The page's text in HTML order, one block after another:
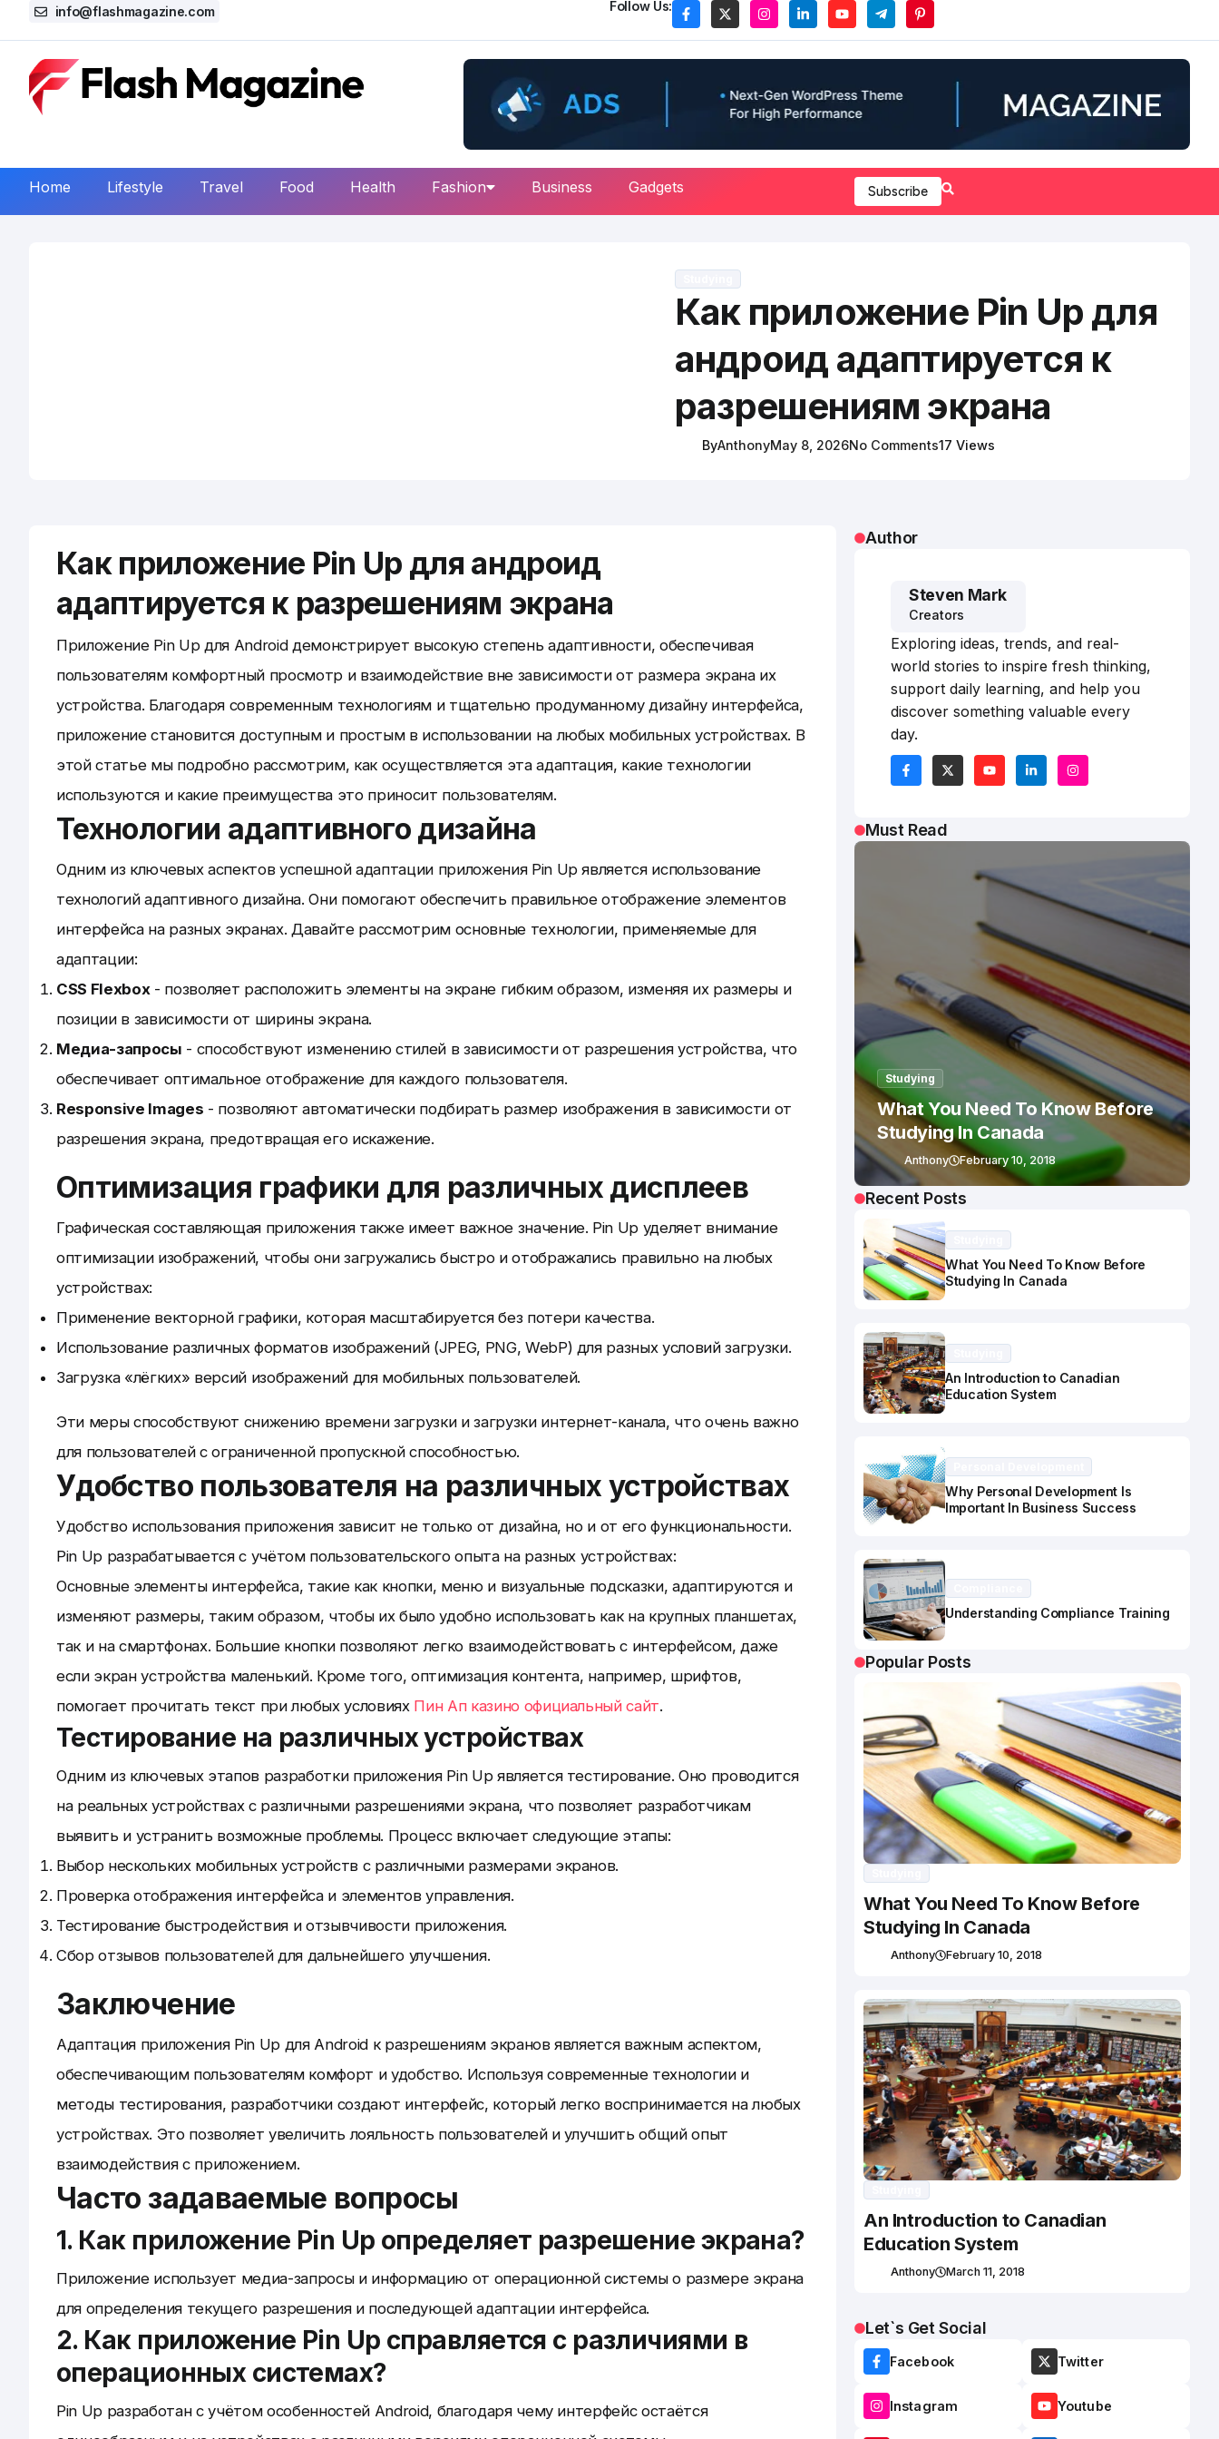
info@flashmagazine.com Follow Us:
Home Lifestyle Travel Food Health Fashion Business Gadgets Subscribe
Как приложение Pin Up для
андроид адаптируется к
разрешениям экрана
ByAnthonyMay 8, 2026No Comments17 Views
Как приложение Pin Up для андроид
адаптируется к разрешениям экрана
Приложение Pin Up для Android демонстрирует высокую степень адаптивности, обеспечивая
пользователям комфортный просмотр и взаимодействие вне зависимости от размера экрана их
устройства. Благодаря современным технологиям и тщательно продуманному дизайну интерфейса,
приложение становится доступным и простым в использовании на любых мобильных устройствах. В
этой статье мы подробно рассмотрим, как осуществляется эта адаптация, какие технологии
используются и какие преимущества это приносит пользователям.
Технологии адаптивного дизайна
Одним из ключевых аспектов успешной адаптации приложения Pin Up является использование
технологий адаптивного дизайна. Они помогают обеспечить правильное отображение элементов
интерфейса на разных экранах. Давайте рассмотрим основные технологии, применяемые для
адаптации:
CSS Flexbox- позволяет расположить элементы на экране гибким образом, изменяя их размеры и
позиции в зависимости от ширины экрана.
Медиа-запросы - способствуют изменению стилей в зависимости от разрешения устройства, что
обеспечивает оптимальное отображение для каждого пользователя.
Responsive Images - позволяют автоматически подбирать размер изображения в зависимости от
разрешения экрана, предотвращая его искажение.
Оптимизация графики для различных дисплеев
Графическая составляющая приложения также имеет важное значение. Pin Up уделяет внимание
оптимизации изображений, чтобы они загружались быстро и отображались правильно на любых
устройствах:
Применение векторной графики, которая масштабируется без потери качества.
Использование различных форматов изображений (JPEG, PNG, WebP) для разных условий загрузки.
Загрузка «лёгких» версий изображений для мобильных пользователей.
Эти меры способствуют снижению времени загрузки и загрузки интернет-канала, что очень важно
для пользователей с ограниченной пропускной способностью.
Удобство пользователя на различных устройствах
Удобство использования приложения зависит не только от дизайна, но и от его функциональности.
Pin Up разрабатывается с учётом пользовательского опыта на разных устройствах:
Основные элементы интерфейса, такие как кнопки, меню и визуальные подсказки, адаптируются и
изменяют размеры, таким образом, чтобы их было удобно использовать как на крупных планшетах,
так и на смартфонах. Большие кнопки позволяют легко взаимодействовать с интерфейсом, даже
если экран устройства маленький. Кроме того, оптимизация контента, например, шрифтов,
помогает прочитать текст при любых условиях Пин Ап казино официальный сайт.
Тестирование на различных устройствах
Одним из ключевых этапов разработки приложения Pin Up является тестирование. Оно проводится
на реальных устройствах с различными разрешениями экрана, что позволяет разработчикам
выявить и устранить возможные проблемы. Процесс включает следующие этапы:
Выбор нескольких мобильных устройств с различными размерами экранов.
Проверка отображения интерфейса и элементов управления.
Тестирование быстродействия и отзывчивости приложения.
Сбор отзывов пользователей для дальнейшего улучшения.
Заключение
Адаптация приложения Pin Up для Android к разрешениям экранов является важным аспектом,
обеспечивающим пользователям комфорт и удобство. Используя современные технологии и
методы тестирования, разработчики создают интерфейс, который легко воспринимается на любых
устройствах. Это позволяет увеличить лояльность пользователей и улучшить общий опыт
взаимодействия с приложением.
Часто задаваемые вопросы
1. Как приложение Pin Up определяет разрешение экрана?
Приложение использует медиа-запросы и информацию от операционной системы о размере экрана
для определения текущего разрешения и последующей адаптации интерфейса.
2. Как приложение Pin Up справляется с различиями в
операционных системах?
Pin Up разработан с учётом особенностей Android, благодаря чему интерфейс остаётся
Author
Steven Mark
Creators
Exploring ideas, trends, and real-
world stories to inspire fresh thinking,
support daily learning, and help you
discover something valuable every
day.
Must Read
Studying
What You Need To Know Before
Studying In Canada
Anthony February 10, 2018
Recent Posts
What You Need To Know Before
Studying In Canada
An Introduction to Canadian
Education System
Why Personal Development Is
Important In Business Success
Understanding Compliance Training
Popular Posts
What You Need To Know Before
Studying In Canada
Anthony February 10, 2018
An Introduction to Canadian
Education System
Anthony March 11, 2018
Let`s Get Social
Facebook Twitter
Instagram Youtube